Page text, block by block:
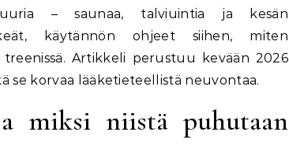
– saunaa, talviuintia ja kesän
käytännön ohjeet siihen, miten
Artikkeli perustuu kevään 2026
se korvaa lääketieteellistä neuvontaa.
miksi niistä puhutaan